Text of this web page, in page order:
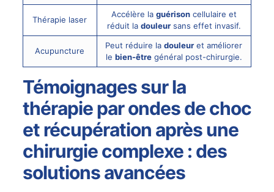
Thérapie laser
Accélère la guérisoncellulaire et
réduit la douleursans effet invasif.
Acupuncture
Peut réduire ladouleur et améliorer
le bien-êtregénéral post-chirurgie.
Témoignages sur la
thérapie par ondes de choc
et récupération après une
chirurgie complexe : des
solutions avancées